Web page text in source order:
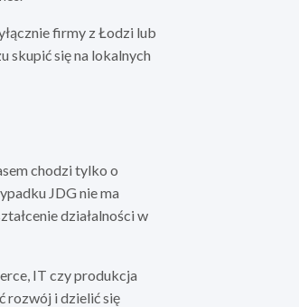
firmy z Łodzi lub
skupić się na lokalnych
chodzi tylko o
JDG nie ma
działalności w
IT czy produkcja
rozwój i dzielić się